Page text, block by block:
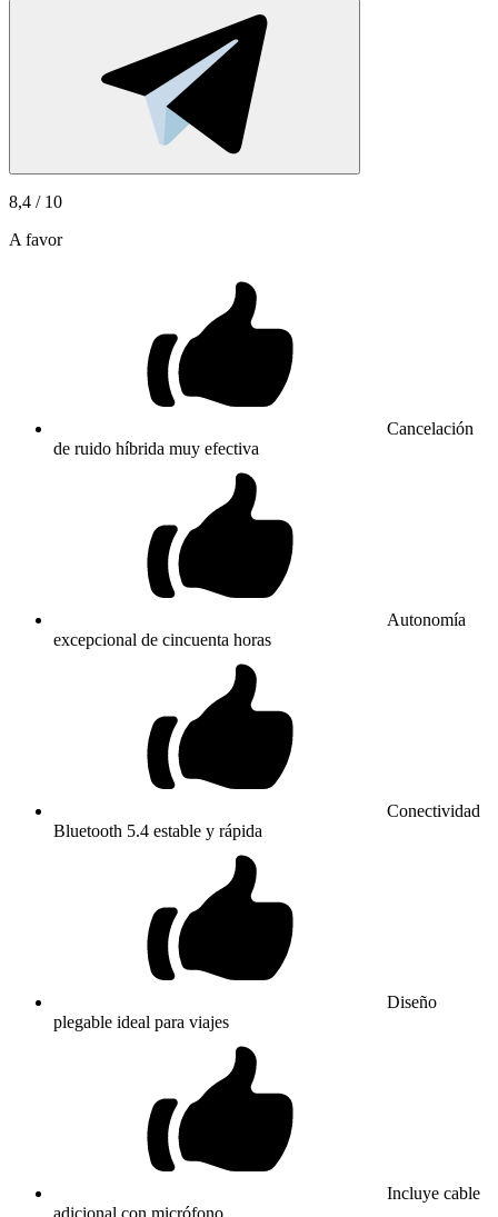
8,4 / 10
A favor
Cancelación
de ruido híbrida muy efectiva
Autonomía
excepcional de cincuenta horas
Conectividad
Bluetooth 5.4 estable y rápida
Diseño
plegable ideal para viajes
Incluye cable
adicional con micrófono